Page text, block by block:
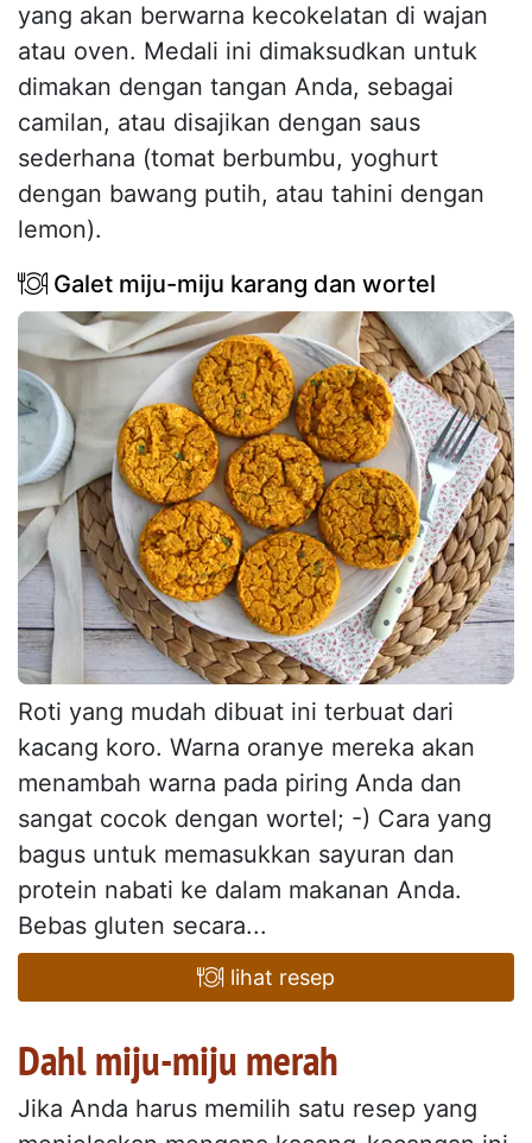
yang akan berwarna kecokelatan di wajan
atau oven. Medali ini dimaksudkan untuk
dimakan dengan tangan Anda, sebagai
camilan, atau disajikan dengan saus
sederhana (tomat berbumbu, yoghurt
dengan bawang putih, atau tahini dengan
lemon).
Galet miju-miju karang dan wortel
Roti yang mudah dibuat ini terbuat dari
kacang koro. Warna oranye mereka akan
menambah warna pada piring Anda dan
sangat cocok dengan wortel; -) Cara yang
bagus untuk memasukkan sayuran dan
protein nabati ke dalam makanan Anda.
Bebas gluten secara...
lihat resep
Dahl miju-miju merah
Jika Anda harus memilih satu resep yang